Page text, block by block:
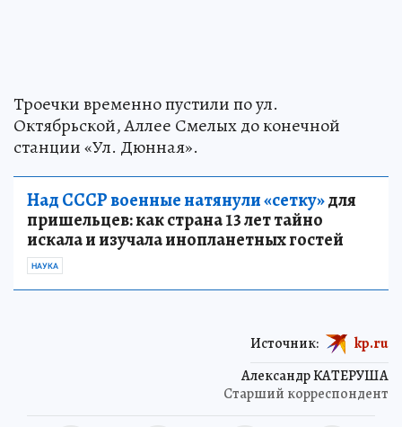
Троечки временно пустили по ул.
Октябрьской, Аллее Смелых до конечной
станции «Ул. Дюнная».
Над СССР военные натянули «сетку»для
пришельцев: как страна 13 лет тайно
искала и изучала инопланетных гостей
НАУКА
Александр КАТЕРУША
Старший корреспондент
Источник: kp.ru